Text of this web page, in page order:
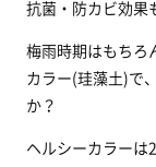
抗菌・防カビ効果
梅雨時期はもちろ
カラー(珪藻土)で
か？
ヘルシーカラーは